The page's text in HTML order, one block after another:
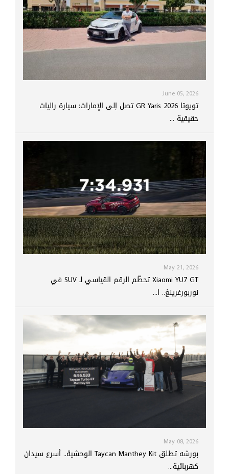
June 05, 2026
تويوتا GR Yaris 2026 تصل إلى الإمارات: سيارة راليات
حقيقية ...
May 21, 2026
Xiaomi YU7 GT تحطّم الرقم القياسي لـ SUV في
نوربورغرينغ.. ا...
May 08, 2026
بورشه تطلق Taycan Manthey Kit الوحشية.. أسرع سيدان
كهربائية...